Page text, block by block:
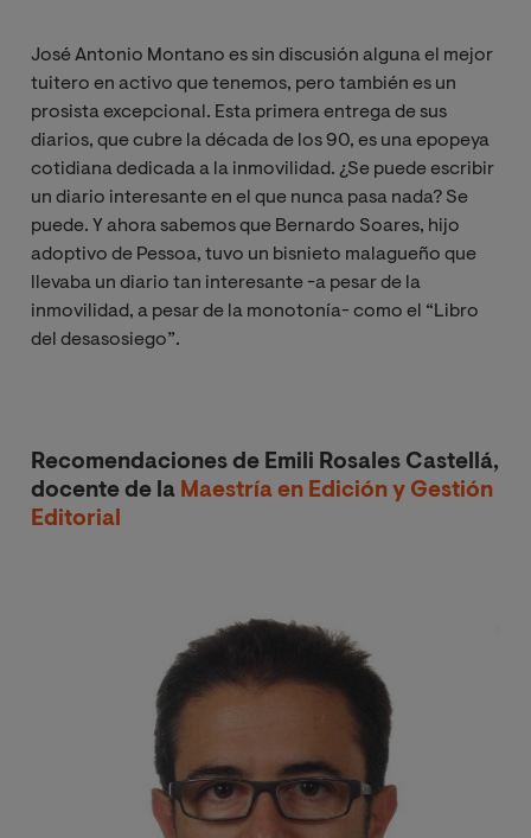
José Antonio Montano es sin discusión alguna el mejor
tuitero en activo que tenemos, pero también es un
prosista excepcional. Esta primera entrega de sus
diarios, que cubre la década de los 90, es una epopeya
cotidiana dedicada a la inmovilidad. ¿Se puede escribir
un diario interesante en el que nunca pasa nada? Se
puede. Y ahora sabemos que Bernardo Soares, hijo
adoptivo de Pessoa, tuvo un bisnieto malagueño que
llevaba un diario tan interesante -a pesar de la
inmovilidad, a pesar de la monotonía- como el “Libro
del desasosiego”.
Recomendaciones de Emili Rosales Castellá,
docente de la Maestría en Edición y Gestión
Editorial